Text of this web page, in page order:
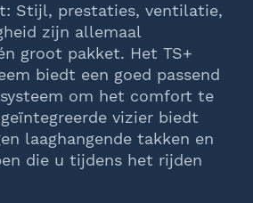
Stijl, prestaties, ventilatie,
zijn allemaal
groot pakket. Het TS+
biedt een goed passend
om het comfort te
vizier biedt
laaghangende takken en
die u tijdens het rijden